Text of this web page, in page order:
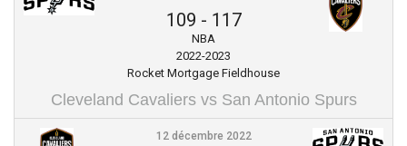
109 - 117
NBA
2022-2023
Rocket Mortgage Fieldhouse
Cleveland Cavaliers vs San Antonio Spurs
12 décembre 2022